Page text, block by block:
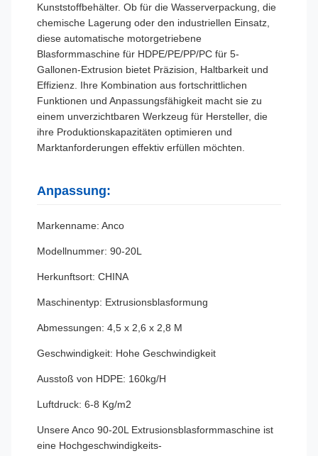
Kunststoffbehälter. Ob für die Wasserverpackung, die
chemische Lagerung oder den industriellen Einsatz,
diese automatische motorgetriebene
Blasformmaschine für HDPE/PE/PP/PC für 5-
Gallonen-Extrusion bietet Präzision, Haltbarkeit und
Effizienz. Ihre Kombination aus fortschrittlichen
Funktionen und Anpassungsfähigkeit macht sie zu
einem unverzichtbaren Werkzeug für Hersteller, die
ihre Produktionskapazitäten optimieren und
Marktanforderungen effektiv erfüllen möchten.
Anpassung:
Markenname: Anco
Modellnummer: 90-20L
Herkunftsort: CHINA
Maschinentyp: Extrusionsblasformung
Abmessungen: 4,5 x 2,6 x 2,8 M
Geschwindigkeit: Hohe Geschwindigkeit
Ausstoß von HDPE: 160kg/H
Luftdruck: 6-8 Kg/m2
Unsere Anco 90-20L Extrusionsblasformmaschine ist
eine Hochgeschwindigkeits-